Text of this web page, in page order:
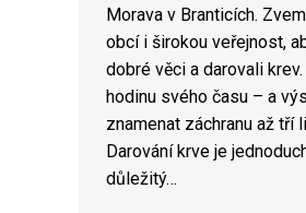
Morava v Branticích.
obcí i širokou veřejnost,
dobré věci a darovali
hodinu svého času – a
znamenat záchranu až tří
Darování krve je
důležitý…